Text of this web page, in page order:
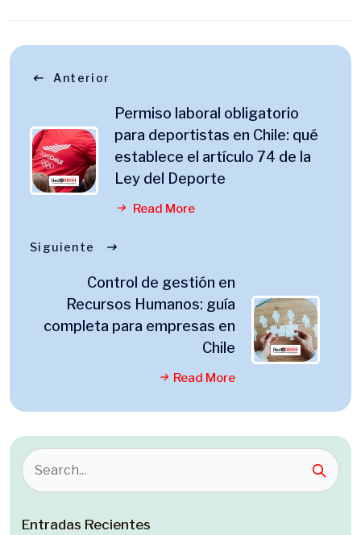
Anterior
Permiso laboral obligatorio
para deportistas en Chile: qué
establece el artículo 74 de la
Ley del Deporte
Read More
Siguiente
Control de gestión en
Recursos Humanos: guía
completa para empresas en
Chile
Read More
Entradas Recientes